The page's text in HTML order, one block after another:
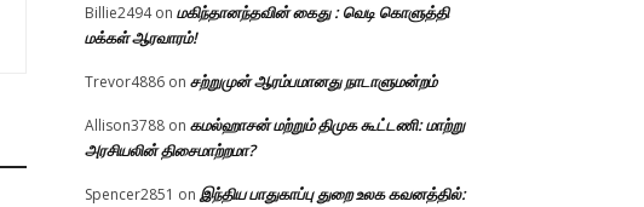
Billie2494on மகிந்தானந்தவின் கைது : வெடி கொளுத்தி
மக்கள் ஆரவாரம்!
Trevor4886 on சற்றுமுன் ஆரம்பமானது நாடாளுமன்றம்
Allison3788 on கமல்ஹாசன் மற்றும் திமுக கூட்டணி: மாற்று
அரசியலின் திசைமாற்றமா?
Spencer2851 on இந்திய பாதுகாப்பு துறை உலக கவனத்தில்: